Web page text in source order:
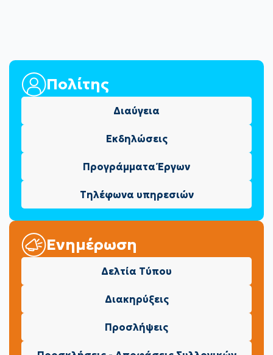
Πολίτης
Διαύγεια
Εκδηλώσεις
Προγράμματα Έργων
Τηλέφωνα υπηρεσιών
Ενημέρωση
Δελτία Τύπου
Διακηρύξεις
Προσλήψεις